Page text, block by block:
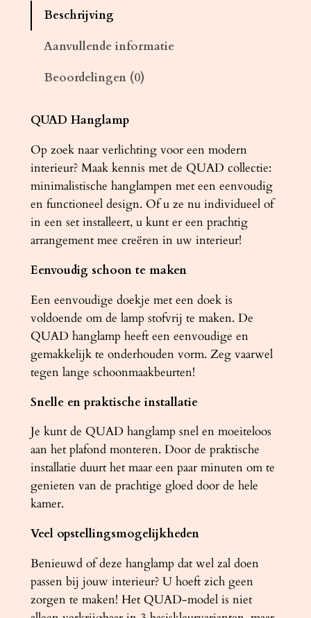
D
g
r
i
j
s
a
n
t
a
l
Beschrijving
Aanvullende informatie
Beoordelingen (0)
QUAD Hanglamp
Op zoek naar verlichting voor een modern
interieur? Maak kennis met de QUAD collectie:
minimalistische hanglampen met een eenvoudig
en functioneel design. Of u ze nu individueel of
in een set installeert, u kunt er een prachtig
arrangement mee creëren in uw interieur!
Eenvoudig schoon te maken
Een eenvoudige doekje met een doek is
voldoende om de lamp stofvrij te maken. De
QUAD hanglamp heeft een eenvoudige en
gemakkelijk te onderhouden vorm. Zeg vaarwel
tegen lange schoonmaakbeurten!
Snelle en praktische installatie
Je kunt de QUAD hanglamp snel en moeiteloos
aan het plafond monteren. Door de praktische
installatie duurt het maar een paar minuten om te
genieten van de prachtige gloed door de hele
kamer.
Veel opstellingsmogelijkheden
Benieuwd of deze hanglamp dat wel zal doen
passen bij jouw interieur? U hoeft zich geen
zorgen te maken! Het QUAD-model is niet